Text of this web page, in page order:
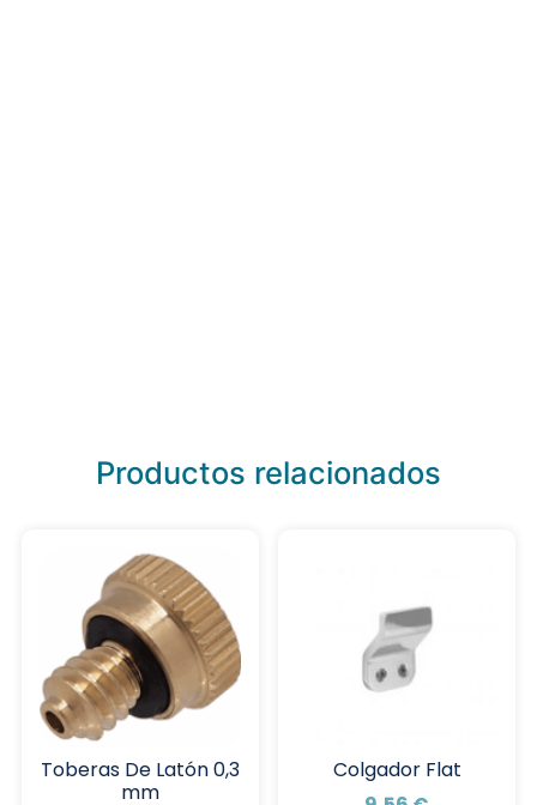
Productos relacionados
Toberas De Latón 0,3
mm
Colgador Flat